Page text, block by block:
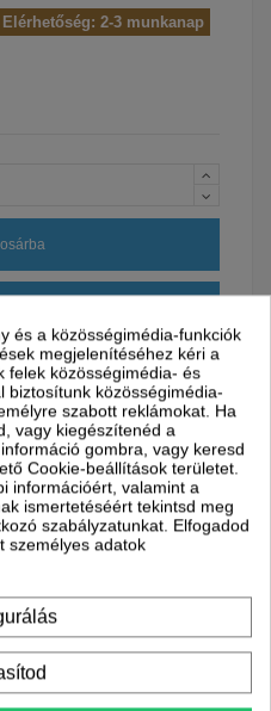
Elérhetőség: 2-3 munkanap
információk
Szállítási idő
Munkanapokon: reggel 8
és a közösségimédia-funkciók
megjelenítéséhez kéri a
felek közösségimédia- és
biztosítunk közösségimédia-
szabott reklámokat. Ha
vagy kiegészítenéd a
gombra, vagy keresd
Cookie-beállítások területet.
információért, valamint a
ismertetéséért tekintsd meg
szabályzatunkat. Elfogadod
személyes adatok